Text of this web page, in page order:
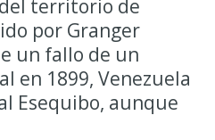
territorio de
por Granger
un fallo de un
en 1899, Venezuela
Esequibo, aunque